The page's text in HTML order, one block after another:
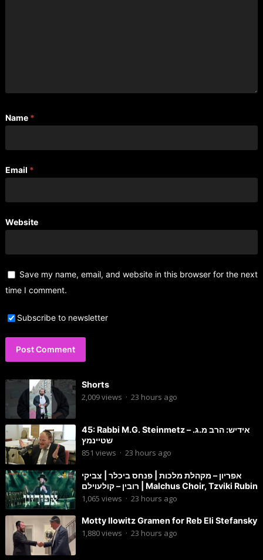
Name *
Email *
Website
Save my name, email, and website in this browser for the next
time I comment.
Subscribe to newsletter
Shorts
2,009views · 23 hours ago
45: Rabbi M.G. Steinmetz – אידיש: הרב מ.ג.
שטיינמץ
851 views · 23 hours ago
אפריון – מקהלת מלכות | פנחס ביכלר | צביקי
רובין – קולעוילם | Malchus Choir, Tzviki Rubin
1,065 views · 23 hours ago
Motty Ilowitz Gramen for Reb Eli Stefansky
1,880views · 23 hours ago